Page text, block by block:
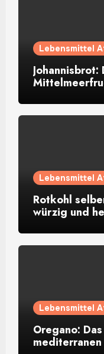
Lebensmittel
Johannisbrot:
Lebensmittel
Rotkohl
würzig und
Lebensmittel
Oregano: